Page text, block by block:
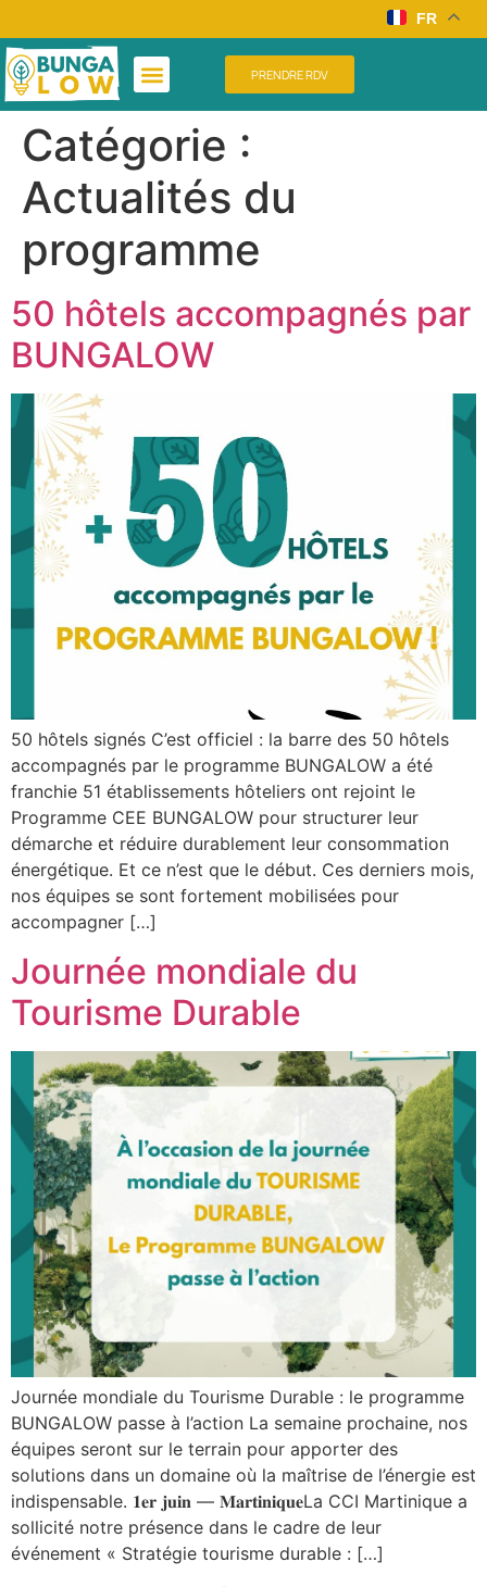
FR
PRENDRE RDV
Catégorie :
Actualités du
programme
50 hôtels accompagnés par
BUNGALOW
50 hôtels signés C’est officiel : la barre des 50 hôtels
accompagnés par le programme BUNGALOW a été
franchie 51 établissements hôteliers ont rejoint le
Programme CEE BUNGALOW pour structurer leur
démarche et réduire durablement leur consommation
énergétique. Et ce n’est que le début. Ces derniers mois,
nos équipes se sont fortement mobilisées pour
accompagner […]
Journée mondiale du
Tourisme Durable
Journée mondiale du Tourisme Durable : le programme
BUNGALOW passe à l’action La semaine prochaine, nos
équipes seront sur le terrain pour apporter des
solutions dans un domaine où la maîtrise de l’énergie est
indispensable. 𝟏𝐞𝐫 𝐣𝐮𝐢𝐧 — 𝐌𝐚𝐫𝐭𝐢𝐧𝐢𝐪𝐮𝐞La CCI Martinique a
sollicité notre présence dans le cadre de leur
événement « Stratégie tourisme durable : […]